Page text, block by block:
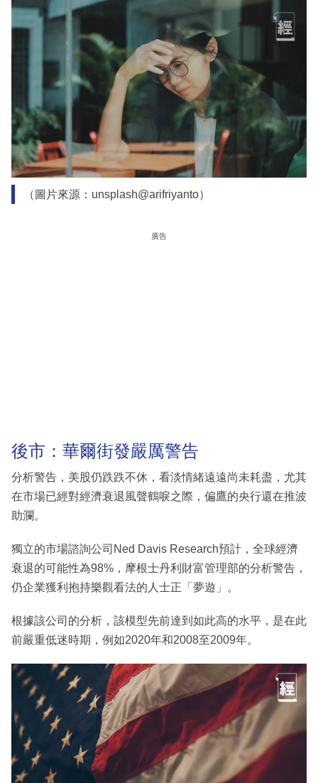
（圖片來源：unsplash@arifriyanto）
廣告
後市：華爾街發嚴厲警告
分析警告，美股仍跌跌不休，看淡情緒遠遠尚未耗盡，尤其
在市場已經對經濟衰退風聲鶴唳之際，偏鷹的央行還在推波
助瀾。
獨立的市場諮詢公司Ned Davis Research預計，全球經濟
衰退的可能性為98%，摩根士丹利財富管理部的分析警告，
仍企業獲利抱持樂觀看法的人士正「夢遊」。
根據該公司的分析，該模型先前達到如此高的水平，是在此
前嚴重低迷時期，例如2020年和2008至2009年。